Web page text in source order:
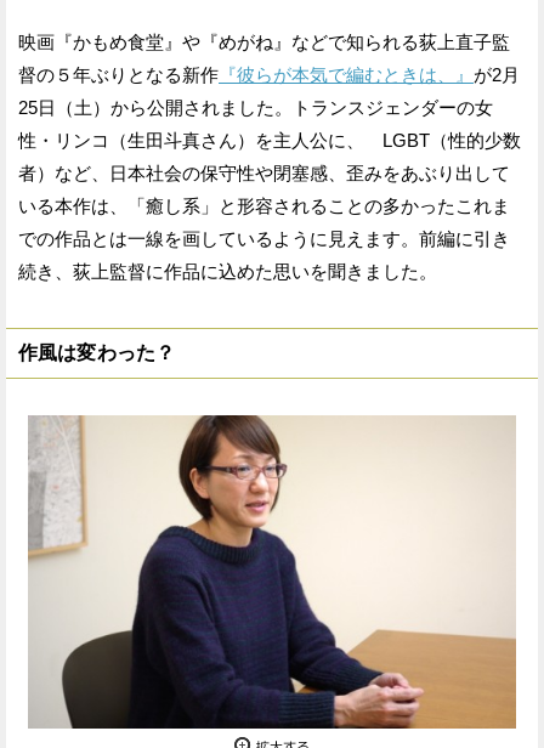
ェ
ア
す
る
ェ
ア
す
る
映画『かもめ食堂』や『めがね』などで知られる荻上直子監
督の５年ぶりとなる新作 『彼らが本気で編むときは、』 が2月
25日（土）から公開されました。トランスジェンダーの女
性・リンコ（生田斗真さん）を主人公に、 LGBT（性的少数
者）など、日本社会の保守性や閉塞感、歪みをあぶり出して
いる本作は、「癒し系」と形容されることの多かったこれま
での作品とは一線を画しているように見えます。前編に引き
続き、荻上監督に作品に込めた思いを聞きました。
作風は変わった？